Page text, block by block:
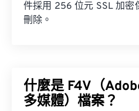
件採用 256 位元 SSL 加密
刪除。
什麼是 F4V（
多媒體）檔案？